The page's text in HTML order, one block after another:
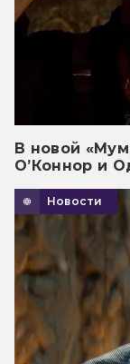
В новой
О’Коннор и
Новости